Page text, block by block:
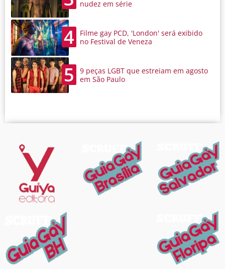
nudez em série
4
Filme gay PCD, 'London' será exibido
no Festival de Veneza
5
9 peças LGBT que estreiam em agosto
em São Paulo